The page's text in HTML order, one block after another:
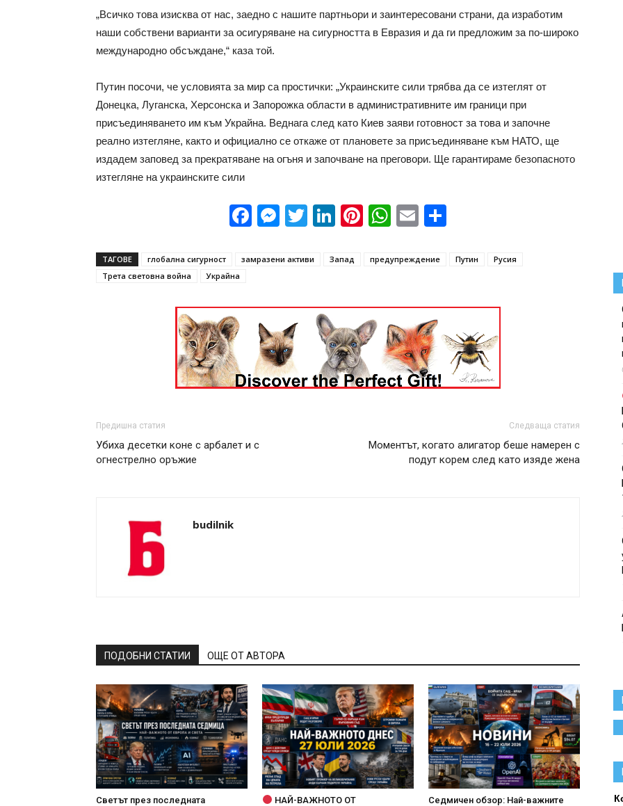
„Всичко това изисква от нас, заедно с нашите партньори и заинтересовани страни, да изработим
наши собствени варианти за осигуряване на сигурността в Евразия и да ги предложим за по-широко
международно обсъждане,“ каза той.
Путин посочи, че условията за мир са простички: „Украинските сили трябва да се изтеглят от
Донецка, Луганска, Херсонска и Запорожка области в административните им граници при
присъединяването им към Украйна. Веднага след като Киев заяви готовност за това и започне
реално изтегляне, както и официално се откаже от плановете за присъединяване към НАТО, ще
издадем заповед за прекратяване на огъня и започване на преговори. Ще гарантираме безопасното
изтегляне на украинските сили
Facebook
Messenger
Twitter
LinkedIn
Pinterest
WhatsApp
Email
ТАГОВЕ глобална сигурност замразени активи Запад предупреждение Путин
Русия
Трета световна война
Украйна
Предишна статия
Убиха десетки коне с арбалет и с
огнестрелно оръжие
Следваща статия
Моментът, когато алигатор беше намерен с
подут корем след като изяде жена
budilnik
ПОДОБНИ СТАТИИ ОЩЕ ОТ АВТОРА
Светът през последната
НАЙ-ВАЖНОТО ОТ
Седмичен обзор: Най-важните